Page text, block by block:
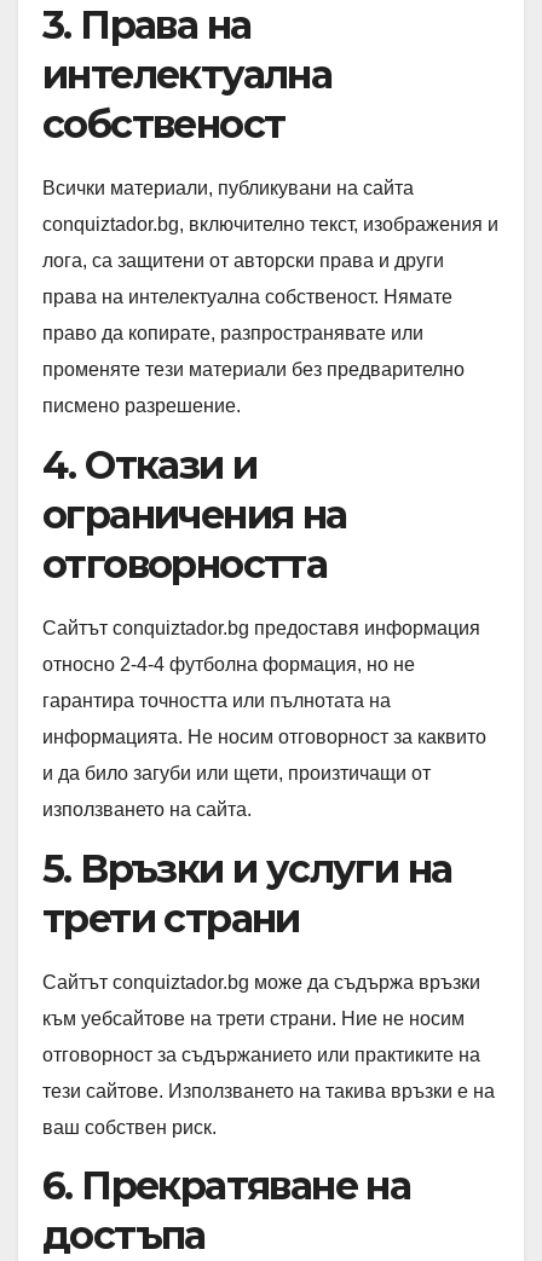
3. Права на
интелектуална
собственост
Всички материали, публикувани на сайта
conquiztador.bg, включително текст, изображения и
лога, са защитени от авторски права и други
права на интелектуална собственост. Нямате
право да копирате, разпространявате или
променяте тези материали без предварително
писмено разрешение.
4. Откази и
ограничения на
отговорността
Сайтът conquiztador.bg предоставя информация
относно 2-4-4 футболна формация, но не
гарантира точността или пълнотата на
информацията. Не носим отговорност за каквито
и да било загуби или щети, произтичащи от
използването на сайта.
5. Връзки и услуги на
трети страни
Сайтът conquiztador.bg може да съдържа връзки
към уебсайтове на трети страни. Ние не носим
отговорност за съдържанието или практиките на
тези сайтове. Използването на такива връзки е на
ваш собствен риск.
6. Прекратяване на
достъпа